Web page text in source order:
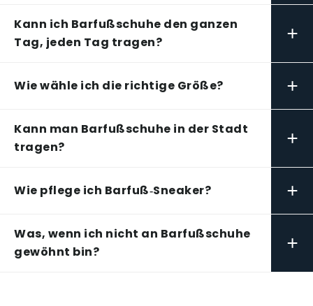
Kann ich Barfußschuhe den ganzen
Tag, jeden Tag tragen?
+
Wie wähle ich die richtige Größe? +
Kann man Barfußschuhe in der Stadt
tragen?
+
Wie pflege ich Barfuß‑Sneaker? +
Was, wenn ich nicht an Barfußschuhe
gewöhnt bin?
+